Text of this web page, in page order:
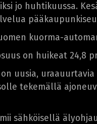
jo huhtikuussa.
kuorma-
on huikeat 24,8
uusia,
tekemällä
sähköisellä